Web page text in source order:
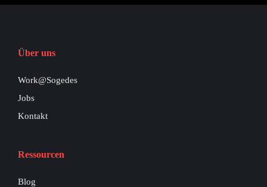
Über uns
Work@Sogedes
Jobs
Kontakt
Ressourcen
Blog